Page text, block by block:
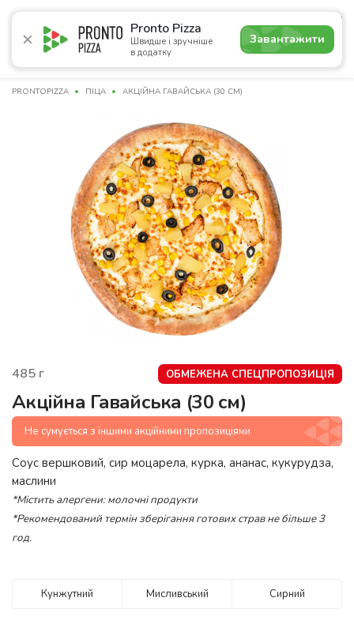
Pronto Pizza
Швидше і зручніше
в додатку
Завантажити
4.9
Акції Піца Суші Сети Бургери Комбо
PRONTOPIZZA ПІЦА АКЦІЙНА ГАВАЙСЬКА (30 СМ)
485 г ОБМЕЖЕНА СПЕЦПРОПОЗИЦІЯ
Акційна Гавайська (30 см)
Не сумується з іншими акційними пропозиціями
Соус вершковий, сир моцарела, курка, ананас, кукурудза,
маслини
*Містить алергени: молочні продукти
*Рекомендований термін зберігання готових страв не більше 3
год.
Кунжутний Мисливський Сирний